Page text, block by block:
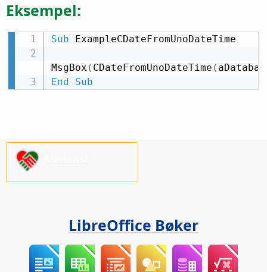
Eksempel:
Sub ExampleCDateFromUnoDateTime
MsgBox ( CDateFromUnoDateTime (
End
Sub
LibreOffice Bøker